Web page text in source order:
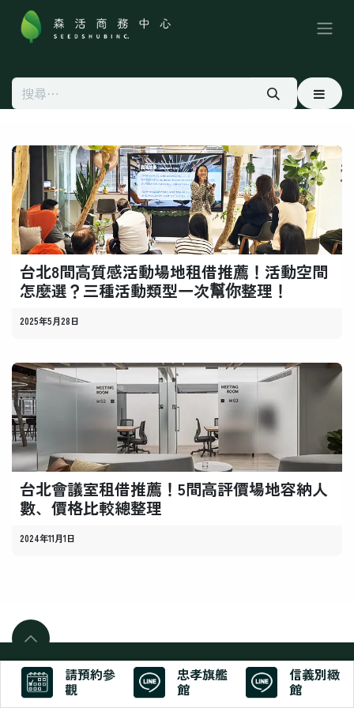
跳至內容
台北8間高質感活動場地租借推薦！活動空間
怎麼選？三種活動類型一次幫你整理！
2025年5月28日
台北會議室租借推薦！5間高評價場地容納人
數、價格比較總整理
2024年11月1日
版權所有 ©SeedsHub
由 驅動
請預約參
觀
忠孝旗艦
館
信義別緻
館